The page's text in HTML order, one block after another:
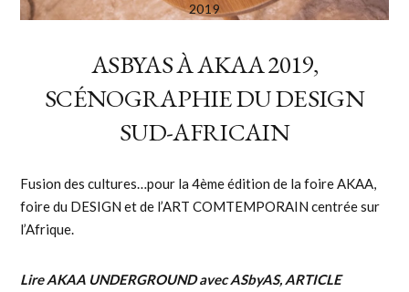
2019
ASBYAS À AKAA 2019,
SCÉNOGRAPHIE DU DESIGN
SUD-AFRICAIN
Fusion des cultures…pour la 4ème édition de la foire AKAA,
foire du DESIGN et de l’ART COMTEMPORAIN centrée sur
l’Afrique.
LireAKAA UNDERGROUND avec ASbyAS, ARTICLE